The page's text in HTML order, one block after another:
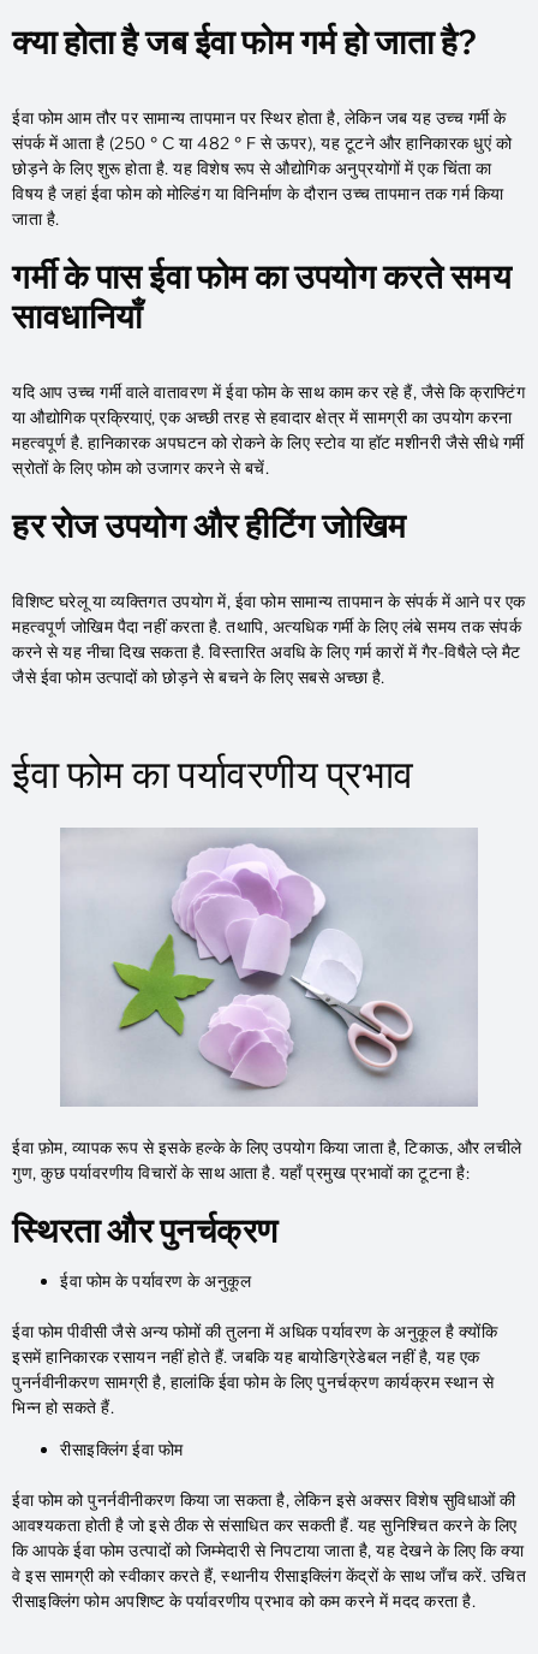
क्या होता है जब ईवा फोम गर्म हो जाता है?
ईवा फोम आम तौर पर सामान्य तापमान पर स्थिर होता है, लेकिन जब यह उच्च गर्मी के
संपर्क में आता है (250 ° C या 482 ° F से ऊपर), यह टूटने और हानिकारक धुएं को
छोड़ने के लिए शुरू होता है. यह विशेष रूप से औद्योगिक अनुप्रयोगों में एक चिंता का
विषय है जहां ईवा फोम को मोल्डिंग या विनिर्माण के दौरान उच्च तापमान तक गर्म किया
जाता है.
गर्मी के पास ईवा फोम का उपयोग करते समय
सावधानियाँ
यदि आप उच्च गर्मी वाले वातावरण में ईवा फोम के साथ काम कर रहे हैं, जैसे कि क्राफ्टिंग
या औद्योगिक प्रक्रियाएं, एक अच्छी तरह से हवादार क्षेत्र में सामग्री का उपयोग करना
महत्वपूर्ण है. हानिकारक अपघटन को रोकने के लिए स्टोव या हॉट मशीनरी जैसे सीधे गर्मी
स्रोतों के लिए फोम को उजागर करने से बचें.
हर रोज उपयोग और हीटिंग जोखिम
विशिष्ट घरेलू या व्यक्तिगत उपयोग में, ईवा फोम सामान्य तापमान के संपर्क में आने पर एक
महत्वपूर्ण जोखिम पैदा नहीं करता है. तथापि, अत्यधिक गर्मी के लिए लंबे समय तक संपर्क
करने से यह नीचा दिख सकता है. विस्तारित अवधि के लिए गर्म कारों में गैर-विषैले प्ले मैट
जैसे ईवा फोम उत्पादों को छोड़ने से बचने के लिए सबसे अच्छा है.
ईवा फोम का पर्यावरणीय प्रभाव
ईवा फ़ोम, व्यापक रूप से इसके हल्के के लिए उपयोग किया जाता है, टिकाऊ, और लचीले
गुण, कुछ पर्यावरणीय विचारों के साथ आता है. यहाँ प्रमुख प्रभावों का टूटना है:
स्थिरता और पुनर्चक्रण
ईवा फोम के पर्यावरण के अनुकूल
ईवा फोम पीवीसी जैसे अन्य फोमों की तुलना में अधिक पर्यावरण के अनुकूल है क्योंकि
इसमें हानिकारक रसायन नहीं होते हैं. जबकि यह बायोडिग्रेडेबल नहीं है, यह एक
पुनर्नवीनीकरण सामग्री है, हालांकि ईवा फोम के लिए पुनर्चक्रण कार्यक्रम स्थान से
भिन्न हो सकते हैं.
रीसाइक्लिंग ईवा फोम
ईवा फोम को पुनर्नवीनीकरण किया जा सकता है, लेकिन इसे अक्सर विशेष सुविधाओं की
आवश्यकता होती है जो इसे ठीक से संसाधित कर सकती हैं. यह सुनिश्चित करने के लिए
कि आपके ईवा फोम उत्पादों को जिम्मेदारी से निपटाया जाता है, यह देखने के लिए कि क्या
वे इस सामग्री को स्वीकार करते हैं, स्थानीय रीसाइक्लिंग केंद्रों के साथ जाँच करें. उचित
रीसाइक्लिंग फोम अपशिष्ट के पर्यावरणीय प्रभाव को कम करने में मदद करता है.